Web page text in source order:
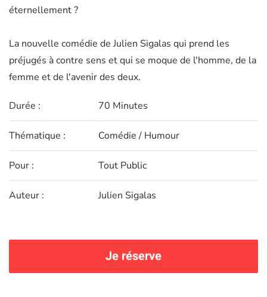
éternellement ?
La nouvelle comédie de Julien Sigalas qui prend les
préjugés à contre sens et qui se moque de l'homme, de la
femme et de l'avenir des deux.
Durée : 70 Minutes
Thématique : Comédie / Humour
Pour : Tout Public
Auteur : Julien Sigalas
Je réserve